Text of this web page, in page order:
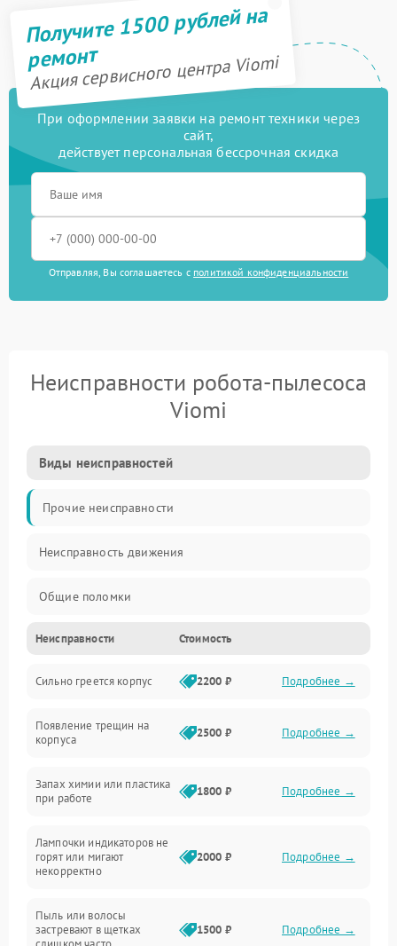
Получите 1500 рублей на
ремонт
Акция сервисного центра Viomi
При оформлении заявки на ремонт техники через
сайт,
действует персональная бессрочная скидка
Отправляя, Вы соглашаетесь с политикой конфиденциальности
Неисправности робота-пылесоса
Viomi
Виды неисправностей
Прочие неисправности
Неисправность движения
Общие поломки
Неисправность датчиков
Неисправность программного обеспечения
Проблемы с сигналом
Батарея
Неисправности Стоимость
Сильно греется корпус 2200 ₽ Подробнее →
Появление трещин на
корпуса
2500 ₽ Подробнее →
Запах химии или пластика
при работе
1800 ₽ Подробнее →
Лампочки индикаторов не
горят или мигают
некорректно
2000 ₽ Подробнее →
Пыль или волосы
застревают в щетках
1500 ₽ Подробнее →